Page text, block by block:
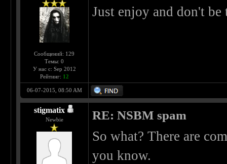
Сообщений: 129
Темы: 0
У нас с: Sep 2012
Рейтинг: 12
Just enjoy and don't
06-07-2015, 08:50 AM
stigmatix
Newbie RE: NSBM spam
So what? There are
you know.